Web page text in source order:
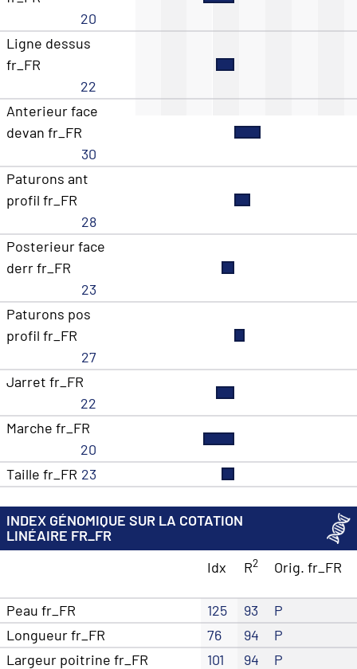
20
Ligne dessus
fr_FR
22
Anterieur face
devan fr_FR
30
Paturons ant
profil fr_FR
28
Posterieur face
derr fr_FR
23
Paturons pos
profil fr_FR
27
Jarret fr_FR
22
Marche fr_FR
20
Taille fr_FR 23
INDEX GÉNOMIQUE SUR LA COTATION
LINÉAIRE FR_FR
Idx
R2 Orig. fr_FR
Peau fr_FR 125 93
P
Longueur fr_FR
76 94
P
Largeur poitrine fr_FR
101 94
P